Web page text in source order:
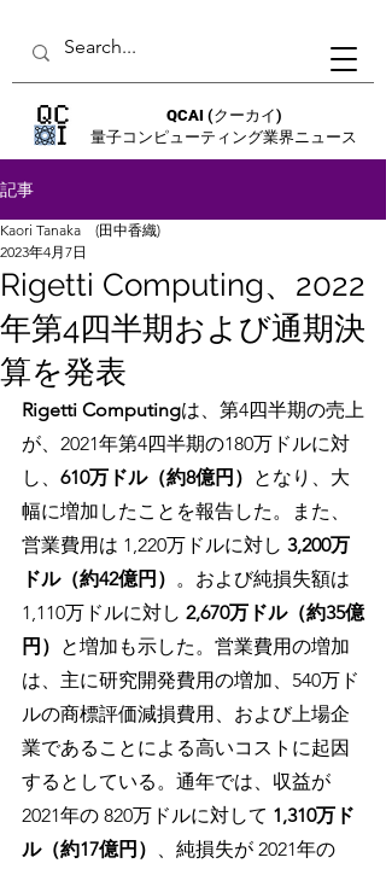
QCAI (クーカイ)
量子コンピューティング業界ニュース
記事
Rigetti Computing、2022
年第4四半期および通期決
算を発表
Kaori Tanaka (田中香織)
2023年4月7日
Rigetti Computingは、第4四半期の売上
が、2021年第4四半期の180万ドルに対
し、 610万ドル（約8億円） となり、大
幅に増加したことを報告した。また、
営業費用は 1,220万ドルに対し 3,200万
ドル（約42億円） 。および純損失額は
1,110万ドルに対し 2,670万ドル（約35億
円） と増加も示した。営業費用の増加
は、主に研究開発費用の増加、540万ド
ルの商標評価減損費用、および上場企
業であることによる高いコストに起因
するとしている。通年では、収益が
2021年の 820万ドルに対して 1,310万ド
ル（約17億円） 、純損失が 2021年の